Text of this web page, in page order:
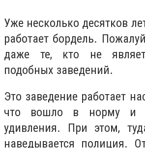
Уже несколько десятков
работает бордель.
даже те, кто не
подобных заведений.
Это заведение работает
что вошло в норму и
удивления. При этом,
наведывается полиция.